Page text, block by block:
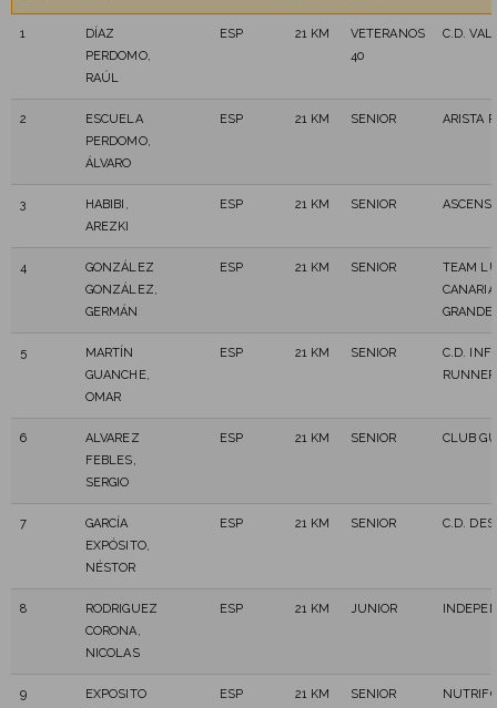
1
DÍAZ
PERDOMO,
RAÚL
ESP 21 KM
VETERANOS
40
C.D.
2
ESCUELA
PERDOMO,
ÁLVARO
ESP 21 KM SENIOR ARISTA
3
HABIBI,
AREZKI
ESP 21 KM SENIOR
4
GONZÁLEZ
GONZÁLEZ,
GERMÁN
ESP 21 KM SENIOR
TEAM
5
MARTÍN
GUANCHE,
OMAR
ESP 21 KM SENIOR
C.D.
6
ALVAREZ
FEBLES,
SERGIO
ESP 21 KM SENIOR CLUB
7
GARCÍA
EXPÓSITO,
NÉSTOR
ESP 21 KM SENIOR C.D.
8
RODRIGUEZ
CORONA,
NICOLAS
ESP 21 KM JUNIOR
9
EXPOSITO
ESP 21 KM SENIOR